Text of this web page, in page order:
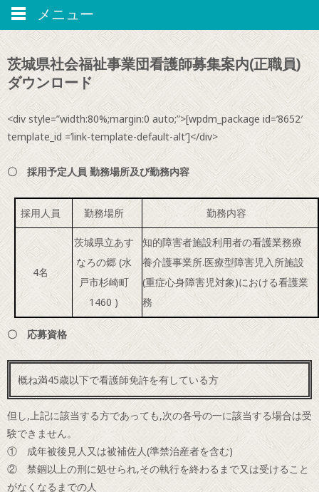
茨城県社会福祉事業団看護師募集案内(正職員)
ダウンロード
<div style=”width:80%;margin:0 auto;”>[wpdm_package id=’8652′
template_id =’link-template-default-alt’]</div>
〇 採用予定人員 勤務場所及び勤務内容
採用人員 勤務場所 勤務内容
4名
茨城県立あす
なろの郷 (水
戸市杉崎町
1460 )
知的障害者施設利用者の看護業務療
養介護事業所.医療型障害児入所施設
(重症心身障害児対象)における看護業
務
〇 応募資格
概ね満45歳以下で看護師免許を有している方
但し,上記に該当する方であっても,次の各号の一に該当する場合は受
験できません。
① 成年被後見人又は被補佐人(準禁治産者を含む)
② 禁錮以上の刑に処せられ,その執行を終わるまで又は受けること
がなくなるまでの人
メニュー